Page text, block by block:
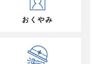
おくやみ